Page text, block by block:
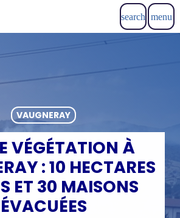
search menu
VAUGNERAY
VÉGÉTATION À
: 10 HECTARES
ET 30 MAISONS
ÉVACUÉES